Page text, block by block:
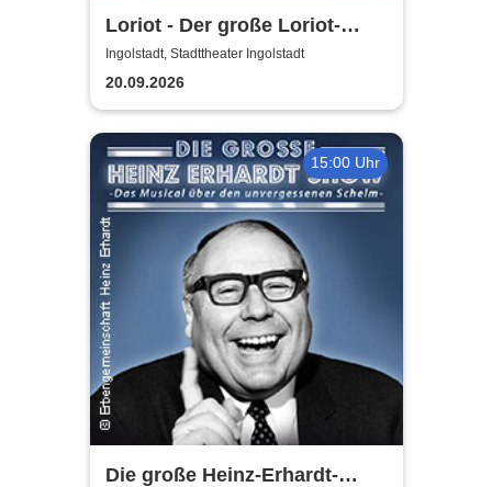
Loriot - Der große Loriot-
Abend
Ingolstadt, Stadttheater Ingolstadt
20.09.2026
15:00 Uhr
Die große Heinz-Erhardt-